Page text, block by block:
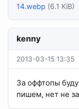
14.webp (6.1 KiB)
kenny
2013-03-15 13:35
За оффтопы
пишем, нет не